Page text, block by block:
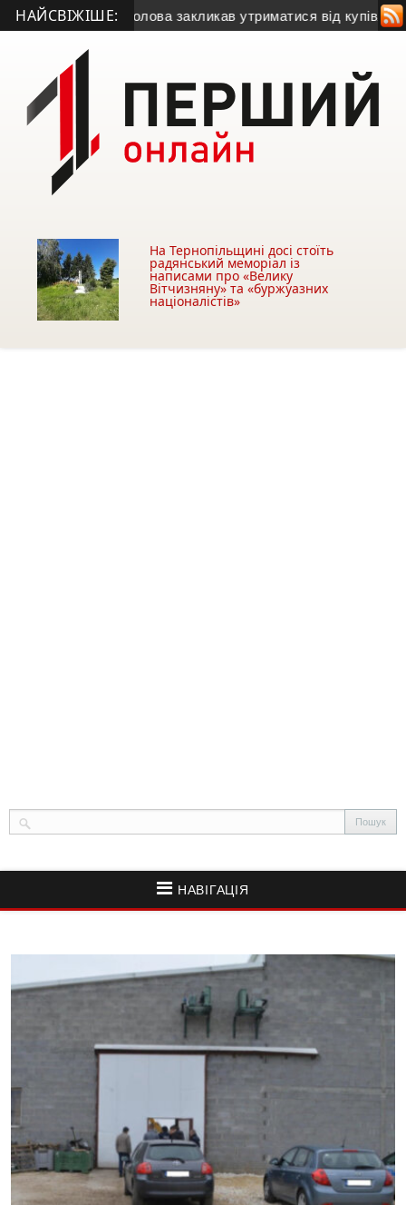
НАЙСВІЖІШЕ:
• Міський голова закликав утриматися від купівлі
На Тернопільщині досі стоїть
радянський меморіал із
написами про «Велику
Вітчизняну» та «буржуазних
націоналістів»
НАВІГАЦІЯ